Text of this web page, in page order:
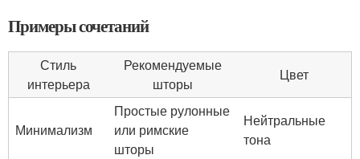
Примеры сочетаний
Стиль
интерьера
Рекомендуемые
шторы
Цвет
Минимализм
Простые рулонные
или римские
шторы
Нейтральные
тона